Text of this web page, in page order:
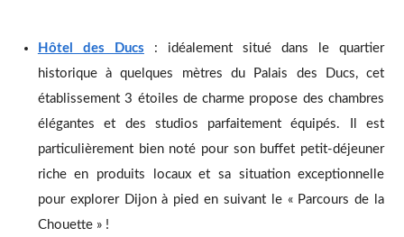
Hôtel des Ducs : idéalement situé dans le quartier
historique à quelques mètres du Palais des Ducs, cet
établissement 3 étoiles de charme propose des chambres
élégantes et des studios parfaitement équipés. Il est
particulièrement bien noté pour son buffet petit-déjeuner
riche en produits locaux et sa situation exceptionnelle
pour explorer Dijon à pied en suivant le « Parcours de la
Chouette » !